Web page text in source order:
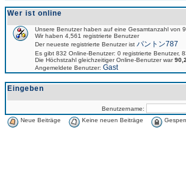
Wer ist online
Unsere Benutzer haben auf eine Gesamtanzahl von
Wir haben 4,561 registrierte Benutzer
Der neueste registrierte Benutzer ist パントン787
Es gibt 832 Online-Benutzer: 0 registrierte Benutzer,
Die Höchstzahl gleichzeitiger Online-Benutzer war
Angemeldete Benutzer: Gast
Eingeben
Benutzername:
Neue Beiträge
Keine neuen Beiträge